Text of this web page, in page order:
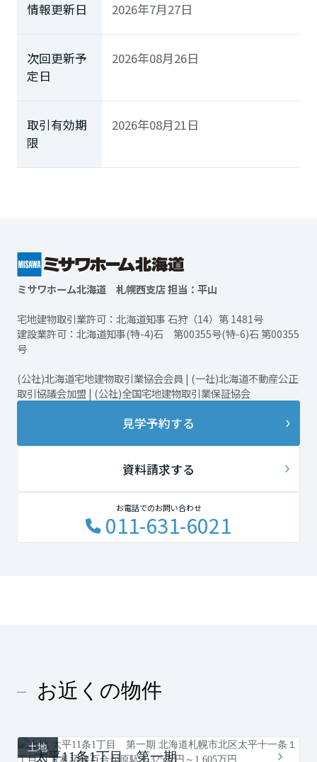
情報更新日 2026年7月27日
次回更新予
定日
2026年08月26日
取引有効期
限
2026年08月21日
ミサワホーム北海道 札幌西支店 担当：平山
宅地建物取引業許可：北海道知事 石狩（14）第 1481号
建設業許可：北海道知事(特-4)石 第00355号(特-6)石 第00355
号
(公社)北海道宅地建物取引業協会会員 | (一社)北海道不動産公正
取引協議会加盟 | (公社)全国宅地建物取引業保証協会
見学予約する
資料請求する
お電話でのお問い合わせ
011-631-6021
お近くの物件
土地
太平11条1丁目 第一期